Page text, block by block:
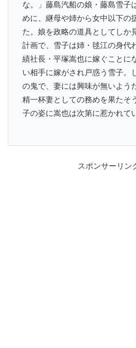
な。」藤島汽船の娘・藤島雪子
めに、継母や姉から女中以下の
た。娘を政略の道具としてしか
計画で、雪子は姉・毬江の身代
績社長・平塚嵩也に嫁ぐことに
い相手に嫁がされ戸惑う雪子。
の鬼で、妻には興味が無いよう
精一杯妻としての務めを果たそ
子の姿に嵩也は次第に惹かれて
スポンサーリン